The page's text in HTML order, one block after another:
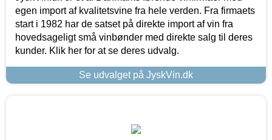
egen import af kvalitetsvine fra hele verden. Fra firmaets
start i 1982 har de satset på direkte import af vin fra
hovedsageligt små vinbønder med direkte salg til deres
kunder. Klik her for at se deres udvalg.
Se udvalget på JyskVin.dk